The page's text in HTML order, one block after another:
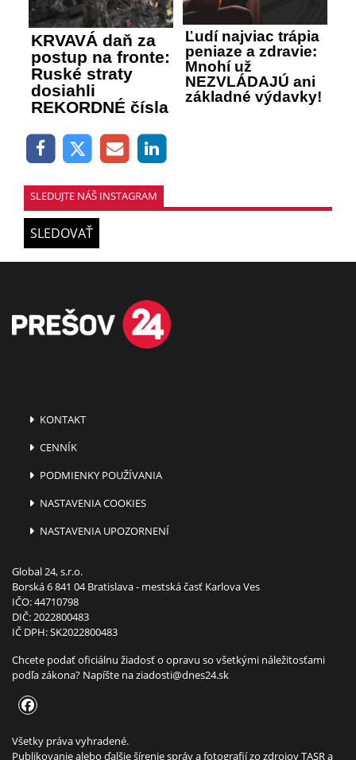
KRVAVÁ daň za
postup na fronte:
Ruské straty
dosiahli
REKORDNÉ čísla
Ľudí najviac trápia
peniaze a zdravie:
Mnohí už
NEZVLÁDAJÚ ani
základné výdavky!
SLEDUJTE NÁŠ INSTAGRAM
SLEDOVAŤ
KONTAKT
CENNÍK
PODMIENKY POUŽÍVANIA
NASTAVENIA COOKIES
NASTAVENIA UPOZORNENÍ
Global 24, s.r.o.
Borská 6 841 04 Bratislava - mestská časť Karlova Ves
IČO: 44710798
DIČ: 2022800483
IČ DPH: SK2022800483
Chcete podať oficiálnu žiadosť o opravu so všetkými náležitosťami
podľa zákona? Napíšte naziadosti@dnes24.sk
Všetky práva vyhradené.
Publikovanie alebo ďalšie šírenie správ a fotografií zo zdrojov TASR a